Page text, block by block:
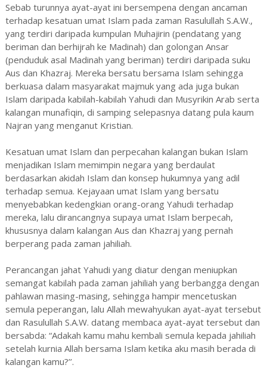
Sebab turunnya ayat-ayat ini bersempena dengan ancaman
terhadap kesatuan umat Islam pada zaman Rasulullah S.A.W.,
yang terdiri daripada kumpulan Muhajirin (pendatang yang
beriman dan berhijrah ke Madinah) dan golongan Ansar
(penduduk asal Madinah yang beriman) terdiri daripada suku
Aus dan Khazraj. Mereka bersatu bersama Islam sehingga
berkuasa dalam masyarakat majmuk yang ada juga bukan
Islam daripada kabilah-kabilah Yahudi dan Musyrikin Arab serta
kalangan munafiqin, di samping selepasnya datang pula kaum
Najran yang menganut Kristian.
Kesatuan umat Islam dan perpecahan kalangan bukan Islam
menjadikan Islam memimpin negara yang berdaulat
berdasarkan akidah Islam dan konsep hukumnya yang adil
terhadap semua. Kejayaan umat Islam yang bersatu
menyebabkan kedengkian orang-orang Yahudi terhadap
mereka, lalu dirancangnya supaya umat Islam berpecah,
khususnya dalam kalangan Aus dan Khazraj yang pernah
berperang pada zaman jahiliah.
Perancangan jahat Yahudi yang diatur dengan meniupkan
semangat kabilah pada zaman jahiliah yang berbangga dengan
pahlawan masing-masing, sehingga hampir mencetuskan
semula peperangan, lalu Allah mewahyukan ayat-ayat tersebut
dan Rasulullah S.A.W. datang membaca ayat-ayat tersebut dan
bersabda: “Adakah kamu mahu kembali semula kepada jahiliah
setelah kurnia Allah bersama Islam ketika aku masih berada di
kalangan kamu?’’.